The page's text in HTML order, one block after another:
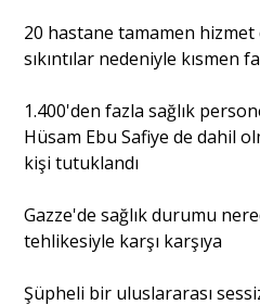
20 hastane tamamen hizmet
sıkıntılar nedeniyle kısmen
1.400'den fazla sağlık
Hüsam Ebu Safiye de dahil
kişi tutuklandı
Gazze'de sağlık durumu
tehlikesiyle karşı karşıya
Şüpheli bir uluslararası